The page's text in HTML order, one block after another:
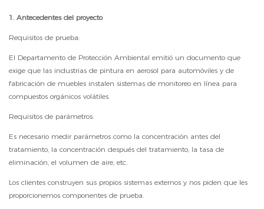
1. Antecedentes del proyecto
Requisitos de prueba:
El Departamento de Protección Ambiental emitió un documento que
exige que las industrias de pintura en aerosol para automóviles y de
fabricación de muebles instalen sistemas de monitoreo en línea para
compuestos orgánicos volátiles.
Requisitos de parámetros:
Es necesario medir parámetros como la concentración antes del
tratamiento, la concentración después del tratamiento, la tasa de
eliminación, el volumen de aire, etc.
Los clientes construyen sus propios sistemas externos y nos piden que les
proporcionemos componentes de prueba.